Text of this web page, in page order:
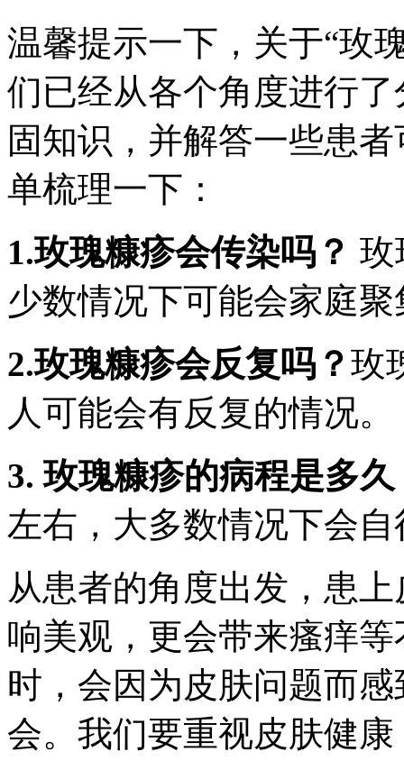
温馨提示一下，关于“玫
们已经从各个角度进行
固知识，并解答一些患
单梳理一下：
1.玫瑰糠疹会传染吗？ 玫
少数情况下可能会家庭
2.玫瑰糠疹会反复吗？ 玫
人可能会有反复的情况。
3. 玫瑰糠疹的病程是多久
左右，大多数情况下会
从患者的角度出发，患
响美观，更会带来瘙痒
时，会因为皮肤问题而
会。我们要重视皮肤健